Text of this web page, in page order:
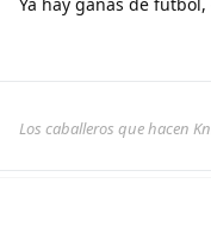
Los caballeros que hacen